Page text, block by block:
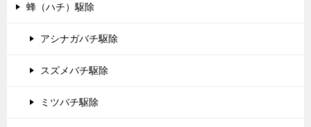
蜂（ハチ）駆除
アシナガバチ駆除
スズメバチ駆除
ミツバチ駆除